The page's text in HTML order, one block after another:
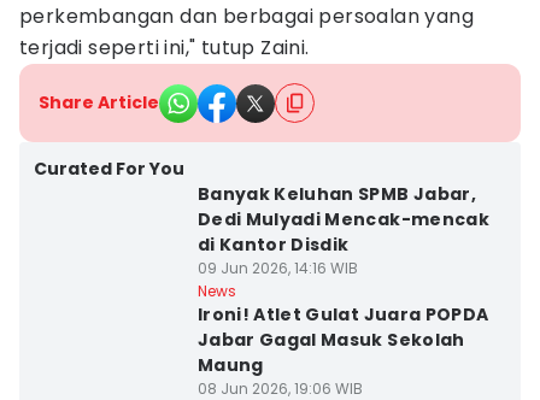
perkembangan dan berbagai persoalan yang
terjadi seperti ini," tutup Zaini.
Share Article
Curated For You
Banyak Keluhan SPMB Jabar,
Dedi Mulyadi Mencak-mencak
di Kantor Disdik
09 Jun 2026, 14:16 WIB
News
Ironi! Atlet Gulat Juara POPDA
Jabar Gagal Masuk Sekolah
Maung
08 Jun 2026, 19:06 WIB